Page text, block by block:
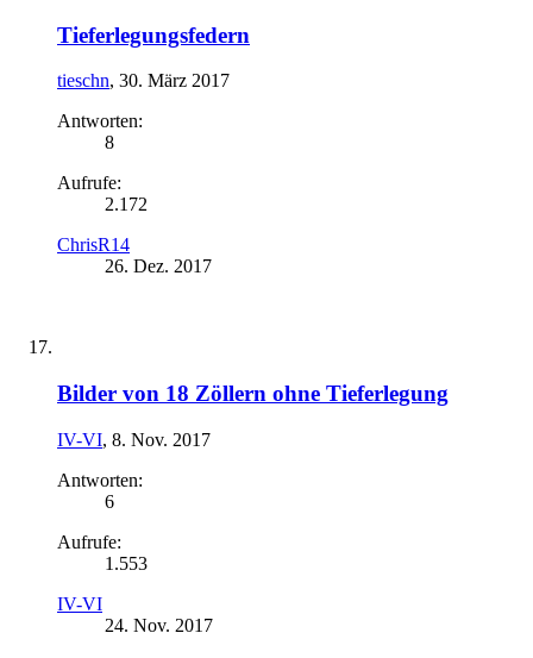
Tieferlegungsfedern
tieschn, 30. März 2017
Antworten:
8
Aufrufe:
2.172
ChrisR14
26. Dez. 2017
Bilder von 18 Zöllern ohne Tieferlegung
IV-VI, 8. Nov. 2017
Antworten:
6
Aufrufe:
1.553
IV-VI
24. Nov. 2017